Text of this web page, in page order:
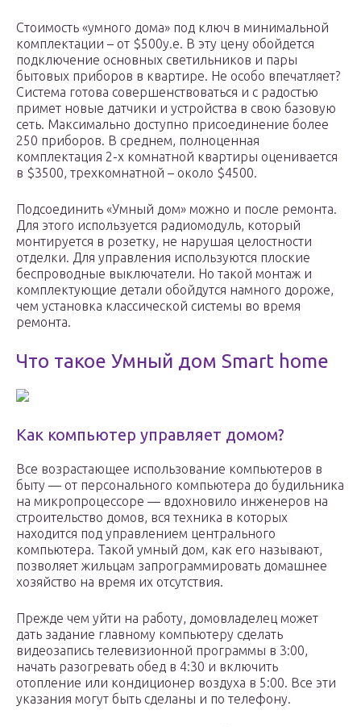
Стоимость «умного дома» под ключ в минимальной
комплектации – от $500у.е. В эту цену обойдется
подключение основных светильников и пары
бытовых приборов в квартире. Не особо впечатляет?
Система готова совершенствоваться и с радостью
примет новые датчики и устройства в свою базовую
сеть. Максимально доступно присоединение более
250 приборов. В среднем, полноценная
комплектация 2-х комнатной квартиры оценивается
в $3500, трехкомнатной – около $4500.
Подсоединить «Умный дом» можно и после ремонта.
Для этого используется радиомодуль, который
монтируется в розетку, не нарушая целостности
отделки. Для управления используются плоские
беспроводные выключатели. Но такой монтаж и
комплектующие детали обойдутся намного дороже,
чем установка классической системы во время
ремонта.
Что такое Умный дом Smart home
Как компьютер управляет домом?
Все возрастающее использование компьютеров в
быту — от персонального компьютера до будильника
на микропроцессоре — вдохновило инженеров на
строительство домов, вся техника в которых
находится под управлением центрального
компьютера. Такой умный дом, как его называют,
позволяет жильцам запрограммировать домашнее
хозяйство на время их отсутствия.
Прежде чем уйти на работу, домовладелец может
дать задание главному компьютеру сделать
видеозапись телевизионной программы в 3:00,
начать разогревать обед в 4:30 и включить
отопление или кондиционер воздуха в 5:00. Все эти
указания могут быть сделаны и по телефону.